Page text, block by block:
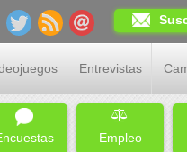
Entrevistas
Empleo